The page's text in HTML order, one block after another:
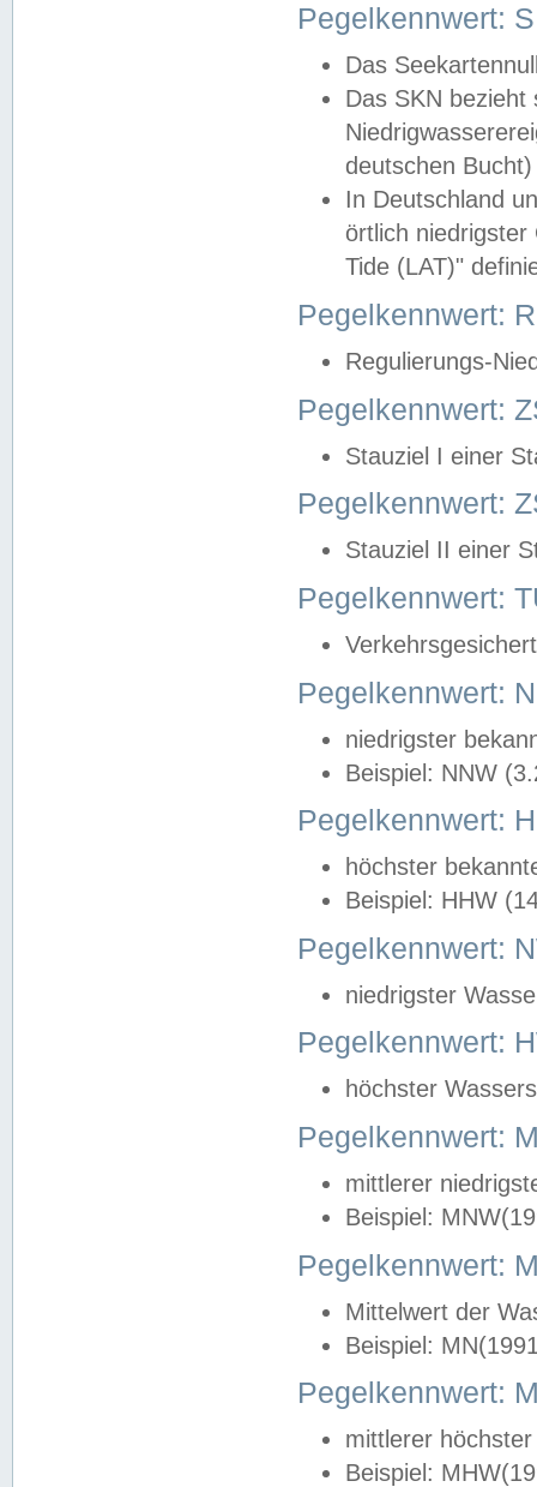
Pegelkennwert:
Das
Das SKN
deutschen
In Deutschland
örtlich
Tide (LAT)"
Pegelkennwert:
Regulierungs-
Pegelkennwert:
Stauziel I einer
Pegelkennwert:
Stauziel II einer
Pegelkennwert:
Pegelkennwert:
niedrigster
Beispiel: NNW
Pegelkennwert:
höchster
Beispiel: HHW
Pegelkennwert:
niedrigster
Pegelkennwert:
höchster
Pegelkennwert:
mittlerer
Beispiel:
Pegelkennwert:
Mittelwert der
Beispiel:
Pegelkennwert:
mittlerer
Beispiel: